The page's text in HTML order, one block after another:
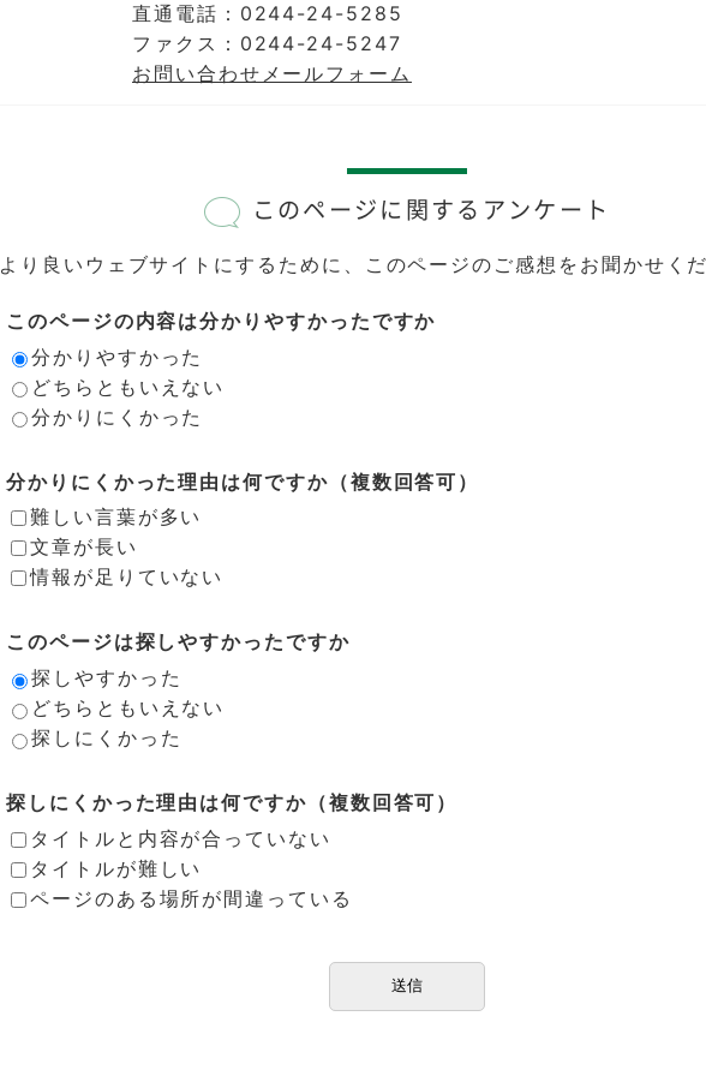
直通電話：0244-24-5285
ファクス：0244-24-5247
お問い合わせメールフォーム
このページに関するアンケート
より良いウェブサイトにするために、このページのご感想をお聞かせく
このページの内容は分かりやすかったですか
分かりやすかった
どちらともいえない
分かりにくかった
分かりにくかった理由は何ですか（複数回答可）
難しい言葉が多い
文章が長い
情報が足りていない
このページは探しやすかったですか
探しやすかった
どちらともいえない
探しにくかった
探しにくかった理由は何ですか（複数回答可）
タイトルと内容が合っていない
タイトルが難しい
ページのある場所が間違っている